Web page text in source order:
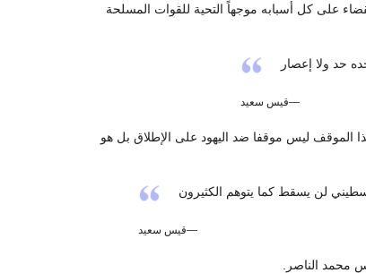
على كل أسبابه موجهاً التحية للقوات المسلحة
حد ولا إعصار
—قيس سعيد
الموقف ليس موقفا ضد اليهود على الإطلاق بل هو
لن يسقط كما يتوهم الكثيرون
—قيس سعيد
محمد الناصر.